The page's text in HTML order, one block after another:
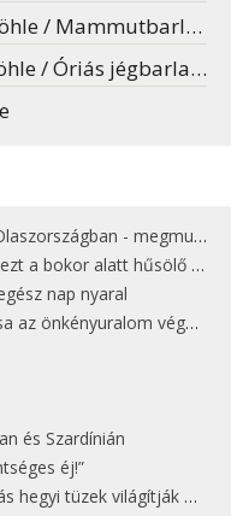
/ Mammutbarlang
/ Óriás jégbarlang
- megmutatjuk a 15 legjobbat
alatt hűsölő cicát Kisorosziban
nap nyaral
végét jelentette
és Szardínián
éj!”
világítják meg Zugspitzét